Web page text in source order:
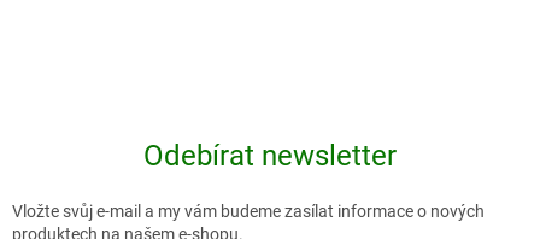
Odebírat newsletter
Vložte svůj e-mail a my vám budeme zasílat informace o nových
produktech na našem e-shopu.